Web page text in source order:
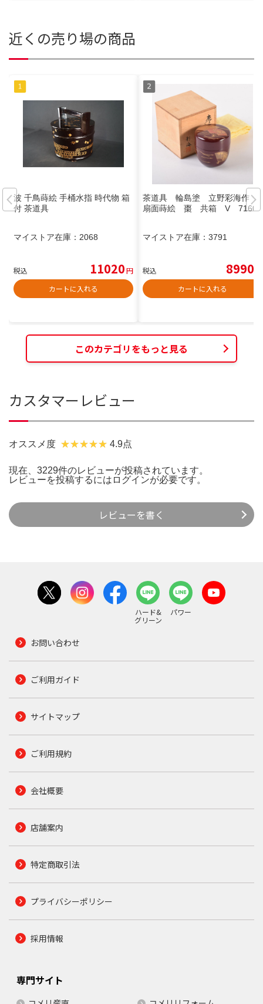
近くの売り場の商品
波 千鳥蒔絵 手桶水指 時代物 箱
付 茶道具
マイストア在庫： 2068
税込 11020円
カートに入れる
茶道具 輪島塗 立野彩海作
扇面蒔絵 棗 共箱 V 7160
マイストア在庫： 3791
税込 8990
カートに入れる
このカテゴリをもっと見る
カスタマーレビュー
オススメ度 4.9点
現在、3229件のレビューが投稿されています。
レビューを投稿するには ログインが必要です。
レビューを書く
ハード&
グリーン
パワー
お問い合わせ
ご利用ガイド
サイトマップ
ご利用規約
会社概要
店舗案内
特定商取引法
プライバシーポリシー
採用情報
専門サイト